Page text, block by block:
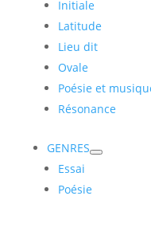
Initiale
Latitude
Lieu dit
Ovale
Poésie et
Résonance
GENRES
Essai
Poésie